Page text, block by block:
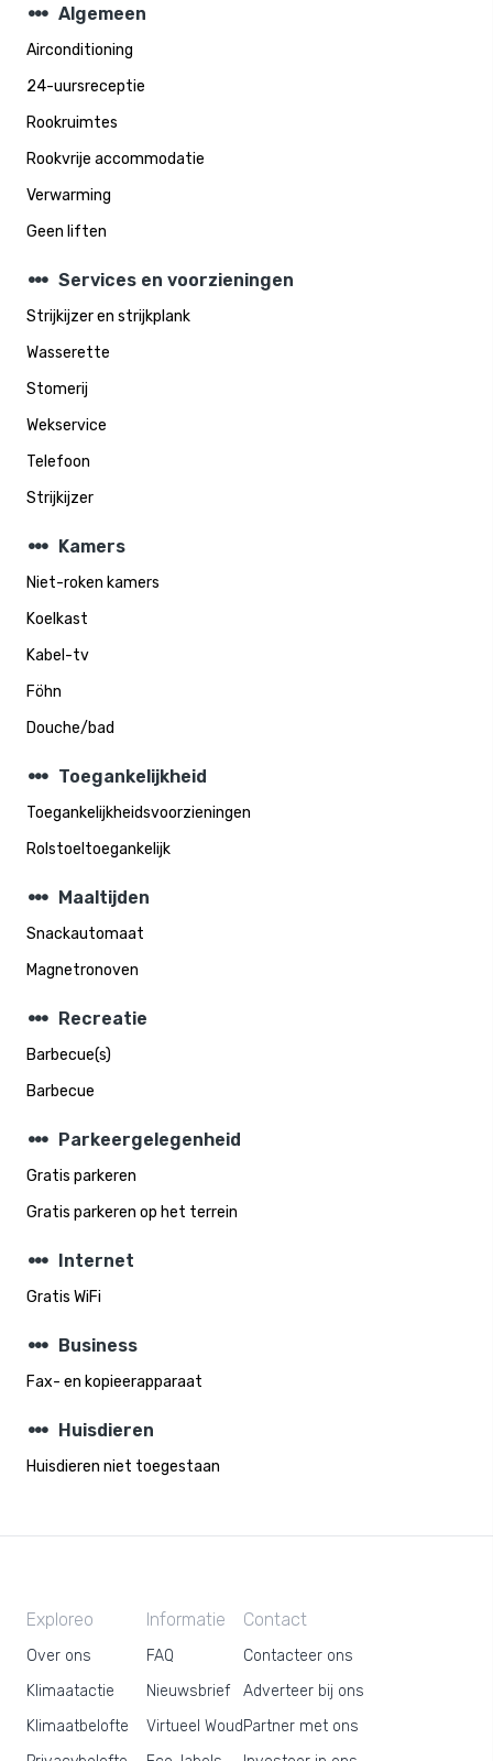
steppers Algemeen
Airconditioning
24-uursreceptie
Rookruimtes
Rookvrije accommodatie
Verwarming
Geen liften
steppers Services en voorzieningen
Strijkijzer en strijkplank
Wasserette
Stomerij
Wekservice
Telefoon
Strijkijzer
steppers Kamers
Niet-roken kamers
Koelkast
Kabel-tv
Föhn
Douche/bad
steppers Toegankelijkheid
Toegankelijkheidsvoorzieningen
Rolstoeltoegankelijk
steppers Maaltijden
Snackautomaat
Magnetronoven
steppers Recreatie
Barbecue(s)
Barbecue
steppers Parkeergelegenheid
Gratis parkeren
Gratis parkeren op het terrein
steppers Internet
Gratis WiFi
steppers Business
Fax- en kopieerapparaat
steppers Huisdieren
Huisdieren niet toegestaan
Exploreo
Over ons
Klimaatactie
Klimaatbelofte
Informatie
FAQ
Nieuwsbrief
Virtueel Woud
Contact
Contacteer ons
Adverteer bij ons
Partner met ons